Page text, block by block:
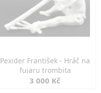
Pexider František - Hráč na
fujaru trombita
3 000 Kč